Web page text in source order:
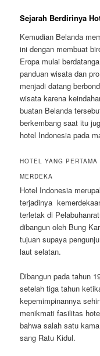
Sejarah Berdirinya
Kemudian Belanda
ini dengan membuat
Eropa mulai
panduan wisata dan
menjadi datang
wisata karena
buatan Belanda
berkembang saat itu
hotel Indonesia pada
HOTEL YANG
MERDEKA
Hotel Indonesia
terjadinya
terletak di
dibangun oleh Bung
tujuan supaya
laut selatan.
Dibangun pada tahun
setelah tiga tahun
kepemimpinannya
menikmati fasilitas
bahwa salah satu
sang Ratu Kidul.